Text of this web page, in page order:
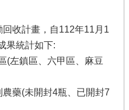
收計畫，自112年11月1
果統計如下:
(左鎮區、六甲區、麻豆
藥(未開封4瓶、已開封7